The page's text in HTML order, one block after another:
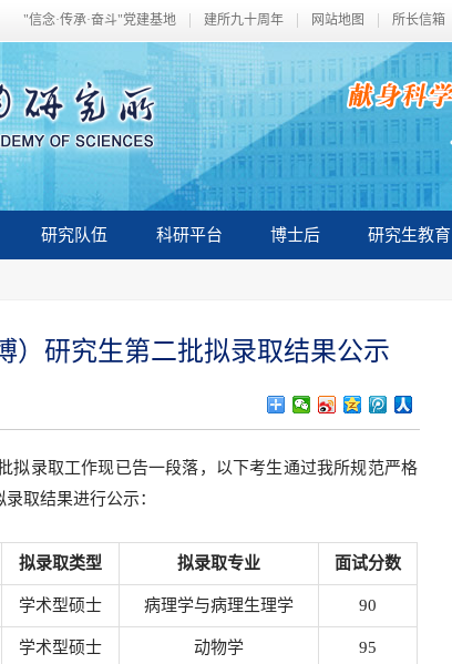
"信念·传承·奋斗"党建基地 建所九十周年 网站地图 所长信箱
研究队伍 科研平台 博士后 研究生教育
）研究生第二批拟录取结果公示
拟录取工作现已告一段落，以下考生通过我所规范严格
取结果进行公示：
拟录取类型 拟录取专业 面试分数
学术型硕士 病理学与病理生理学 90
学术型硕士 动物学 95